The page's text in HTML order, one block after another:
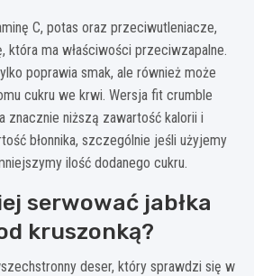
C, potas oraz przeciwutleniacze,
która ma właściwości przeciwzapalne.
poprawia smak, ale również może
cukru we krwi. Wersja fit crumble
znacznie niższą zawartość kalorii i
błonnika, szczególnie jeśli użyjemy
ilość dodanego cukru.
serwować jabłka
kruszonką?
deser, który sprawdzi się w